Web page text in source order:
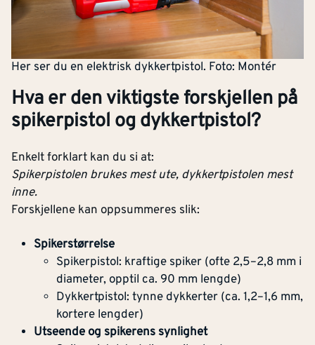
Her ser du en elektrisk dykkertpistol. Foto: Montér
Hva er den viktigste forskjellen på
spikerpistol og dykkertpistol?
Enkelt forklart kan du si at:
Spikerpistolen brukes mest ute, dykkertpistolen mest
inne.
Forskjellene kan oppsummeres slik:
Spikerstørrelse
Spikerpistol: kraftige spiker (ofte 2,5–2,8 mm i
diameter, opptil ca. 90 mm lengde)
Dykkertpistol: tynne dykkerter (ca. 1,2–1,6 mm,
kortere lengder)
Utseende og spikerens synlighet